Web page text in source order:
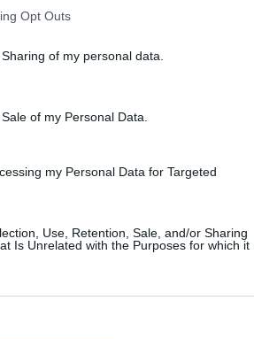
Opt Outs
of my personal data.
of my Personal Data.
my Personal Data for Targeted
Use, Retention, Sale, and/or Sharing
Is Unrelated with the Purposes for which it
δήμων 3Β, Ελληνικού-Αργυρούπολης,
και Π. Φαλήρου